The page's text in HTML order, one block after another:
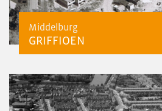
Middelburg
GRIFFIOEN